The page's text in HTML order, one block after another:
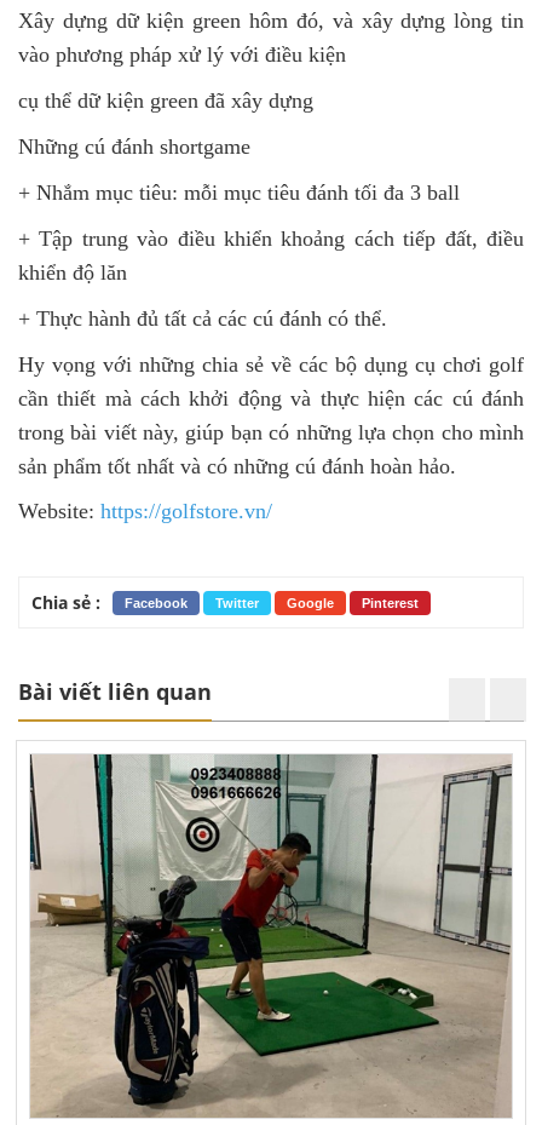
Xây dựng dữ kiện green hôm đó, và xây dựng lòng tin
vào phương pháp xử lý với điều kiện
cụ thể dữ kiện green đã xây dựng
Những cú đánh shortgame
+ Nhắm mục tiêu: mỗi mục tiêu đánh tối đa 3 ball
+ Tập trung vào điều khiển khoảng cách tiếp đất, điều
khiển độ lăn
+ Thực hành đủ tất cả các cú đánh có thể.
Hy vọng với những chia sẻ về các bộ dụng cụ chơi golf
cần thiết mà cách khởi động và thực hiện các cú đánh
trong bài viết này, giúp bạn có những lựa chọn cho mình
sản phẩm tốt nhất và có những cú đánh hoàn hảo.
Website: https://golfstore.vn/
Chia sẻ : Facebook Twitter Google Pinterest
Bài viết liên quan